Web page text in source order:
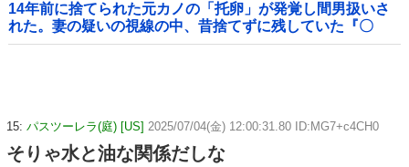
14年前に捨てられた元カノの「托卵」が発覚し間男扱いさ
れた。妻の疑いの視線の中、昔捨てずに残していた『〇
〇』を持ち出した結果←修理屋のオッサンの技術力とノリ
15: パスツーレラ(庭) [US] 2025/07/04(金) 12:00:31.80 ID:MG7+c4CH0
そりゃ水と油な関係だしな